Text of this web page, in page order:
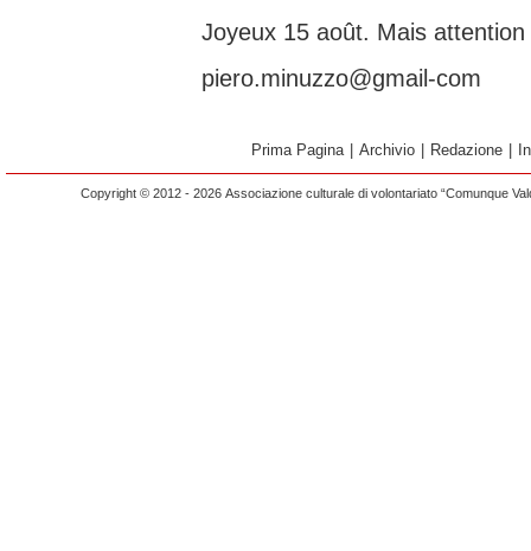
Joyeux 15 août. Mais attention
piero.minuzzo@gmail-com
Prima Pagina Archivio Redazione
Copyright © 2012 - 2026 Associazione culturale di volontariato “Comunque